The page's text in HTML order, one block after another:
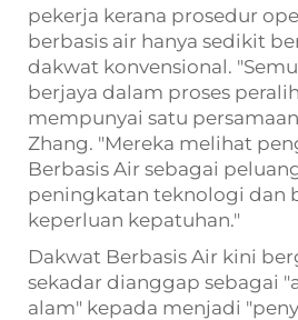
pekerja kerana prosedur
berbasis air hanya sedikit
dakwat konvensional.
berjaya dalam proses
mempunyai satu
Zhang. "Mereka melihat
Berbasis Air sebagai
peningkatan teknologi dan
keperluan kepatuhan."
Dakwat Berbasis Air kini
sekadar dianggap sebagai
alam" kepada menjadi